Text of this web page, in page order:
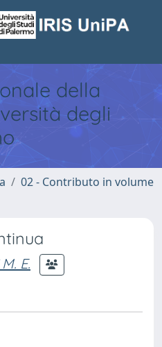
della
degli
02 - Contributo in volume
E.